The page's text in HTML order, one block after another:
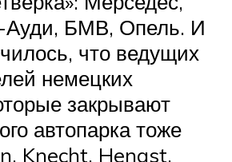
Ауди, БМВ, Опель. И
что ведущих
немецких
закрывают
автопарка тоже
Knecht, Hengst,